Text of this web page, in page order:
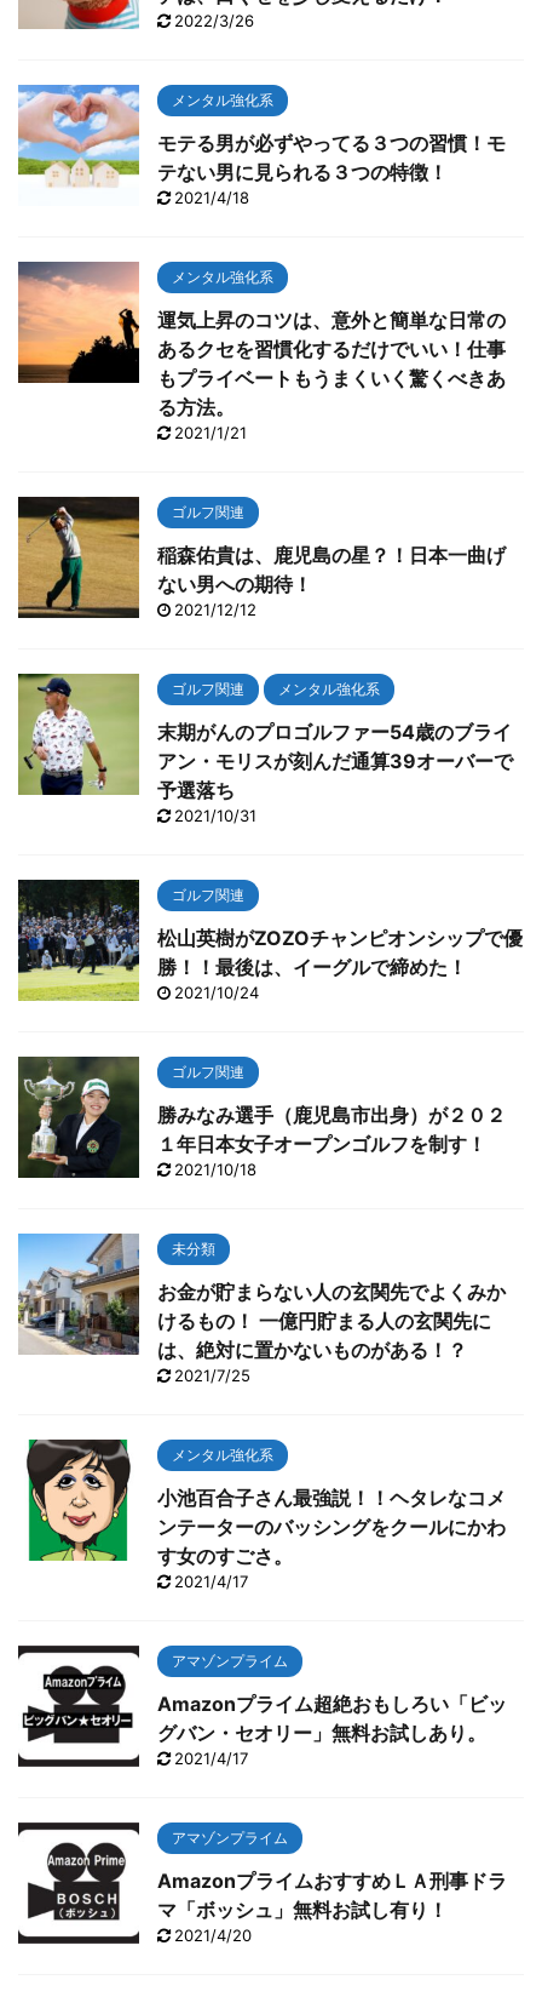
2022/3/26
メンタル強化系
モテる男が必ずやってる３つの習慣！モ
テない男に見られる３つの特徴！
2021/4/18
メンタル強化系
運気上昇のコツは、意外と簡単な日常の
あるクセを習慣化するだけでいい！仕事
もプライベートもうまくいく驚くべきあ
る方法。
2021/1/21
ゴルフ関連
稲森佑貴は、鹿児島の星？！日本一曲げ
ない男への期待！
2021/12/12
ゴルフ関連 メンタル強化系
末期がんのプロゴルファー54歳のブライ
アン・モリスが刻んだ通算39オーバーで
予選落ち
2021/10/31
ゴルフ関連
松山英樹がZOZOチャンピオンシップで優
勝！！最後は、イーグルで締めた！
2021/10/24
ゴルフ関連
勝みなみ選手（鹿児島市出身）が２０２
１年日本女子オープンゴルフを制す！
2021/10/18
未分類
お金が貯まらない人の玄関先でよくみか
けるもの！ 一億円貯まる人の玄関先に
は、絶対に置かないものがある！？
2021/7/25
メンタル強化系
小池百合子さん最強説！！ヘタレなコメ
ンテーターのバッシングをクールにかわ
す女のすごさ。
2021/4/17
アマゾンプライム
Amazonプライム超絶おもしろい「ビッ
グバン・セオリー」無料お試しあり。
2021/4/17
アマゾンプライム
AmazonプライムおすすめＬＡ刑事ドラ
マ「ボッシュ」無料お試し有り！
2021/4/20